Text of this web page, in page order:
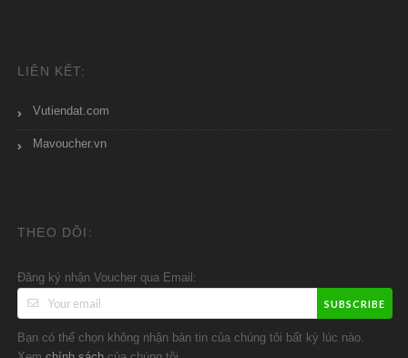
LIÊN KẾT:
Vutiendat.com
Mavoucher.vn
THEO DÕI:
Đăng ký nhận Voucher qua Email:
SUBSCRIBE
Bạn có thể chọn không nhận bản tin của chúng tôi bất kỳ lúc nào.